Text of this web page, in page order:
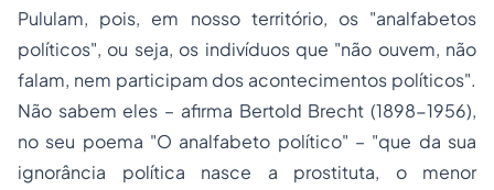
Pululam, pois, em nosso território, os "analfabetos
políticos", ou seja, os indivíduos que "não ouvem, não
falam, nem participam dos acontecimentos políticos".
Não sabem eles – afirma Bertold Brecht (1898-1956),
no seu poema "O analfabeto político" – "que da sua
ignorância política nasce a prostituta, o menor